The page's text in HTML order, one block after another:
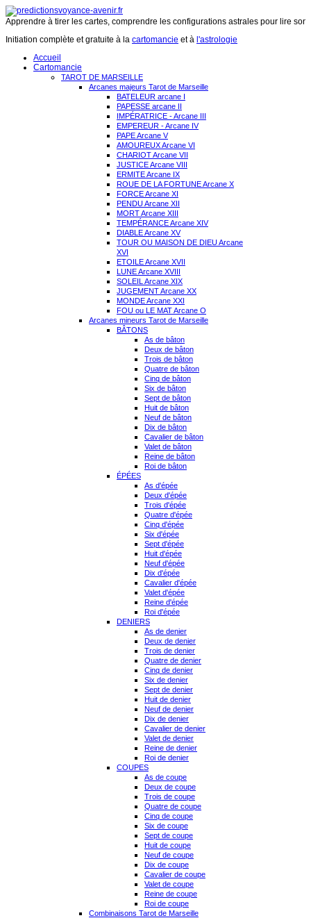
Apprendre à tirer les cartes, comprendre les configurations astrales pour lire
Initiation complète et gratuite à la cartomancie et à l'astrologie
Accueil
Cartomancie
TAROT DE MARSEILLE
Arcanes majeurs Tarot de Marseille
BATELEUR arcane I
PAPESSE arcane II
IMPÉRATRICE - Arcane III
EMPEREUR - Arcane IV
PAPE Arcane V
AMOUREUX Arcane VI
CHARIOT Arcane VII
JUSTICE Arcane VIII
ERMITE Arcane IX
ROUE DE LA FORTUNE Arcane X
FORCE Arcane XI
PENDU Arcane XII
MORT Arcane XIII
TEMPÉRANCE Arcane XIV
DIABLE Arcane XV
TOUR OU MAISON DE DIEU Arcane
XVI
ETOILE Arcane XVII
LUNE Arcane XVIII
SOLEIL Arcane XIX
JUGEMENT Arcane XX
MONDE Arcane XXI
FOU ou LE MAT Arcane O
Arcanes mineurs Tarot de Marseille
BÂTONS
As de bâton
Deux de bâton
Trois de bâton
Quatre de bâton
Cinq de bâton
Six de bâton
Sept de bâton
Huit de bâton
Neuf de bâton
Dix de bâton
Cavalier de bâton
Valet de bâton
Reine de bâton
Roi de bâton
ÉPÉES
As d'épée
Deux d'épée
Trois d'épée
Quatre d'épée
Cinq d'épée
Six d'épée
Sept d'épée
Huit d'épée
Neuf d'épée
Dix d'épée
Cavalier d'épée
Valet d'épée
Reine d'épée
Roi d'épée
DENIERS
As de denier
Deux de denier
Trois de denier
Quatre de denier
Cinq de denier
Six de denier
Sept de denier
Huit de denier
Neuf de denier
Dix de denier
Cavalier de denier
Valet de denier
Reine de denier
Roi de denier
COUPES
As de coupe
Deux de coupe
Trois de coupe
Quatre de coupe
Cinq de coupe
Six de coupe
Sept de coupe
Huit de coupe
Neuf de coupe
Dix de coupe
Cavalier de coupe
Valet de coupe
Reine de coupe
Roi de coupe
Combinaisons Tarot de Marseille